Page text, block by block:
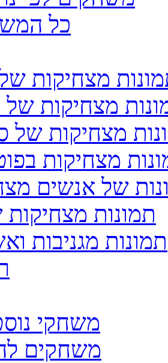
כל
מצחיקות
מצחיקות של
מצחיקות של
מצחיקות
של אנשים
תמונות מצחיקות
תמונות מגניבות
משחקי
משחקים